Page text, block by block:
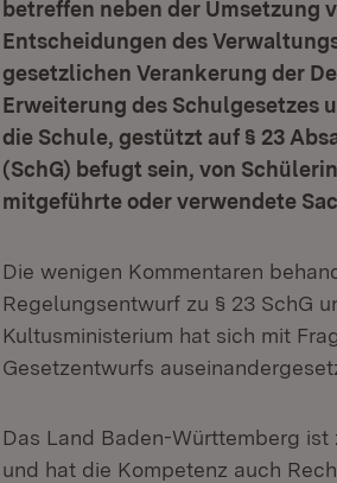
betreffen neben der Umsetzung
Entscheidungen des
gesetzlichen Verankerung der
Erweiterung des Schulgesetzes
die Schule, gestützt auf § 23
(SchG) befugt sein, von
mitgeführte oder verwendete
Die wenigen Kommentaren
Regelungsentwurf zu § 23 SchG
Kultusministerium hat sich mit
Gesetzentwurfs
Das Land Baden-Württemberg
und hat die Kompetenz auch